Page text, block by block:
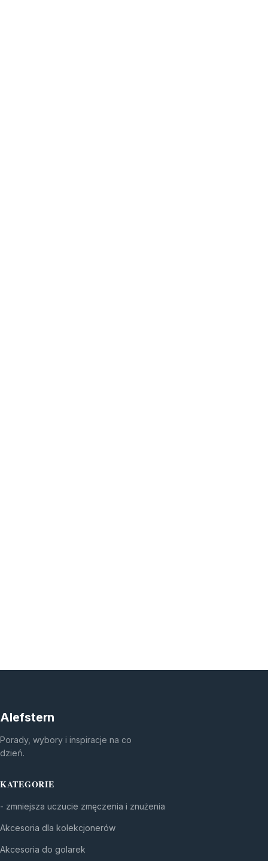
Alefstern
Porady, wybory i inspiracje na co
dzień.
KATEGORIE
- zmniejsza uczucie zmęczenia i znużenia
Akcesoria dla kolekcjonerów
Akcesoria do golarek